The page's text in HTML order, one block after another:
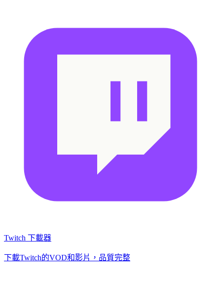
Twitch 下載器
下載Twitch的VOD和影片，品質完整